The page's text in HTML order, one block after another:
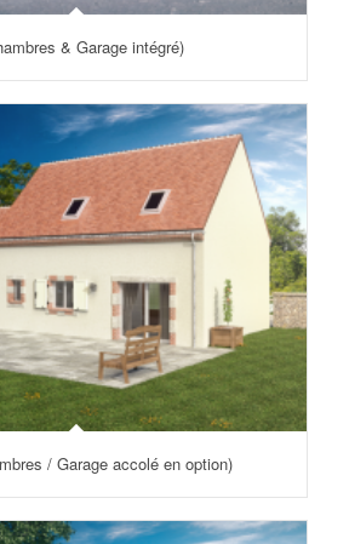
& Garage intégré)
/ Garage accolé en option)